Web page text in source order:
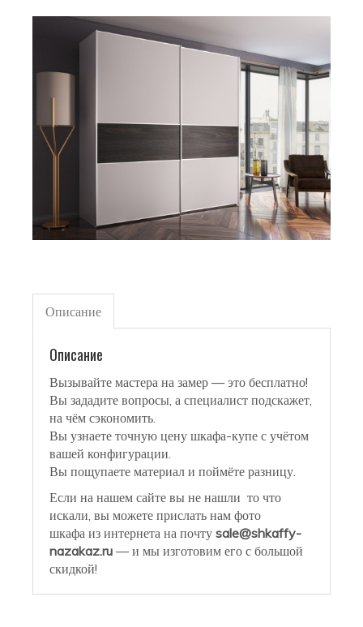
Описание
Описание
Вызывайте мастера на замер — это бесплатно!
Вы зададите вопросы, а специалист подскажет,
на чём сэкономить.
Вы узнаете точную цену шкафа-купе с учётом
вашей конфигурации.
Вы пощупаете материал и поймёте разницу.
Если на нашем сайте вы не нашли то что
искали, вы можете прислать нам фото
шкафа из интернета на почту sale@shkaffy-
nazakaz.ru — и мы изготовим его с большой
скидкой!